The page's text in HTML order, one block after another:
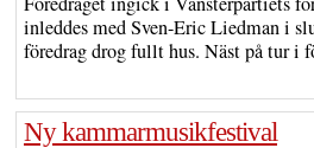
inleddes med Sven-Eric Liedman i
föredrag drog fullt hus. Näst på tur i
Ny kammarmusikfestival